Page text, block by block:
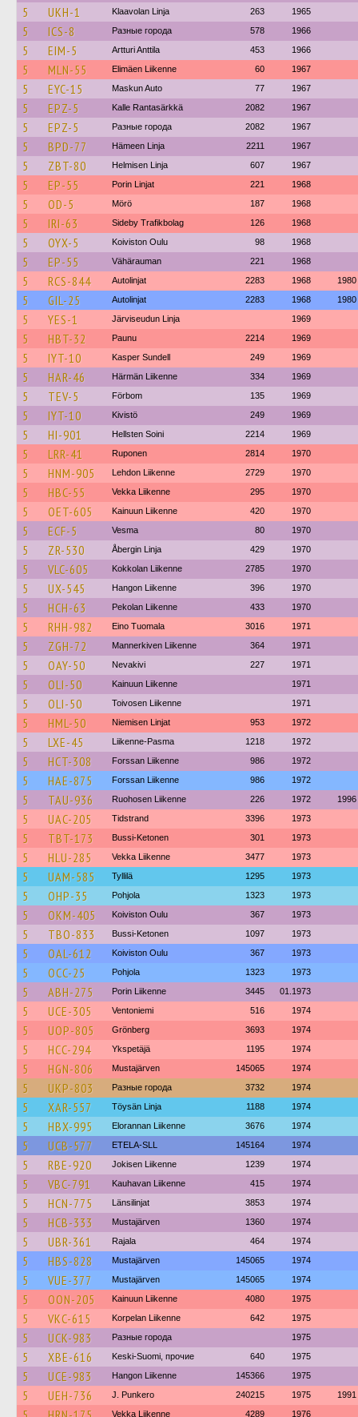
5 UKH-1 Klaavolan Linja 263 1965
5 ICS-8 Разные города 578 1966
5 EIM-5 Artturi Anttila 453 1966
5 MLN-55 Elimäen Liikenne 60 1967
5 EYC-15 Maskun Auto 77 1967
5 EPZ-5 Kalle Rantasärkkä 2082 1967
5 EPZ-5 Разные города 2082 1967
5 BPD-77 Hämeen Linja 2211 1967
5 ZBT-80 Helmisen Linja 607 1967
5 EP-55 Porin Linjat 221 1968
5 OD-5 Mörö 187 1968
5 IRI-63 Sideby Trafikbolag 126 1968
5 OYX-5 Koiviston Oulu 98 1968
5 EP-55 Vähärauman 221 1968
5 RCS-844 Autolinjat 2283 1968 1980
5 GIL-25 Autolinjat 2283 1968 1980
5 YES-1 Järviseudun Linja 1969
5 HBT-32 Paunu 2214 1969
5 IYT-10 Kasper Sundell 249 1969
5 HAR-46 Härmän Liikenne 334 1969
5 TEV-5 Förbom 135 1969
5 IYT-10 Kivistö 249 1969
5 HI-901 Hellsten Soini 2214 1969
5 LRR-41 Ruponen 2814 1970
5 HNM-905 Lehdon Liikenne 2729 1970
5 HBC-55 Vekka Liikenne 295 1970
5 OET-605 Kainuun Liikenne 420 1970
5 ECF-5 Vesma 80 1970
5 ZR-530 Åbergin Linja 429 1970
5 VLC-605 Kokkolan Liikenne 2785 1970
5 UX-545 Hangon Liikenne 396 1970
5 HCH-63 Pekolan Liikenne 433 1970
5 RHH-982 Eino Tuomala 3016 1971
5 ZGH-72 Mannerkiven Liikenne 364 1971
5 OAY-50 Nevakivi 227 1971
5 OLI-50 Kainuun Liikenne 1971
5 OLI-50 Toivosen Liikenne 1971
5 HML-50 Niemisen Linjat 953 1972
5 LXE-45 Liikenne-Pasma 1218 1972
5 HCT-308 Forssan Liikenne 986 1972
5 HAE-875 Forssan Liikenne 986 1972
5 TAU-936 Ruohosen Liikenne 226 1972 1996
5 UAC-205 Tidstrand 3396 1973
5 TBT-173 Bussi-Ketonen 301 1973
5 HLU-285 Vekka Liikenne 3477 1973
5 UAM-585 Tyllilä 1295 1973
5 OHP-35 Pohjola 1323 1973
5 OKM-405 Koiviston Oulu 367 1973
5 TBO-833 Bussi-Ketonen 1097 1973
5 OAL-612 Koiviston Oulu 367 1973
5 OCC-25 Pohjola 1323 1973
5 ABH-275 Porin Liikenne 3445 01.1973
5 UCE-305 Ventoniemi 516 1974
5 UOP-805 Grönberg 3693 1974
5 HCC-294 Ykspetäjä 1195 1974
5 HGN-806 Mustajärven 145065 1974
5 UKP-803 Разные города 3732 1974
5 XAR-557 Töysän Linja 1188 1974
5 HBX-995 Elorannan Liikenne 3676 1974
5 UCB-577 ETELA-SLL 145164 1974
5 RBE-920 Jokisen Liikenne 1239 1974
5 VBC-791 Kauhavan Liikenne 415 1974
5 HCN-775 Länsilinjat 3853 1974
5 HCB-333 Mustajärven 1360 1974
5 UBR-361 Rajala 464 1974
5 HBS-828 Mustajärven 145065 1974
5 VUE-377 Mustajärven 145065 1974
5 OON-205 Kainuun Liikenne 4080 1975
5 VKC-615 Korpelan Liikenne 642 1975
5 UCK-983 Разные города 1975
5 XBE-616 Keski-Suomi, прочие 640 1975
5 UCE-983 Hangon Liikenne 145366 1975
5 UEH-736 J. Punkero 240215 1975 1991
Vekka Liikenne 4289 1976